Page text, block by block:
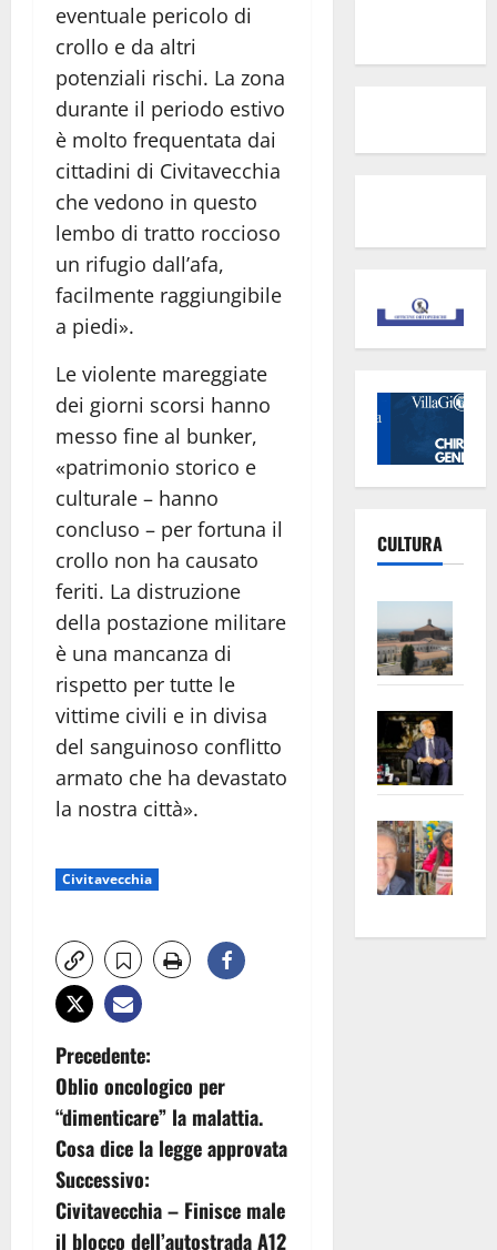
eventuale pericolo di
crollo e da altri
potenziali rischi. La zona
durante il periodo estivo
è molto frequentata dai
cittadini di Civitavecchia
che vedono in questo
lembo di tratto roccioso
un rifugio dall’afa,
facilmente raggiungibile
a piedi».
Le violente mareggiate
dei giorni scorsi hanno
messo fine al bunker,
«patrimonio storico e
culturale – hanno
concluso – per fortuna il
crollo non ha causato
feriti. La distruzione
della postazione militare
è una mancanza di
rispetto per tutte le
vittime civili e in divisa
del sanguinoso conflitto
armato che ha devastato
la nostra città».
Civitavecchia
N
a
v
i
Precedente:
Oblio oncologico per
“dimenticare” la malattia.
Cosa dice la legge approvata
Successivo:
Civitavecchia – Finisce male
il blocco dell’autostrada A12
CULTURA
euro
apre